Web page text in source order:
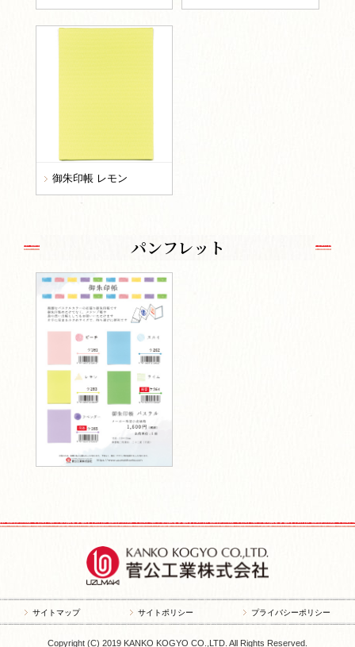
御朱印帳 レモン
パンフレット
サイトマップ サイトポリシー プライバシーポリシー
Copyright (C) 2019 KANKO KOGYO CO.,LTD. All Rights Reserved.